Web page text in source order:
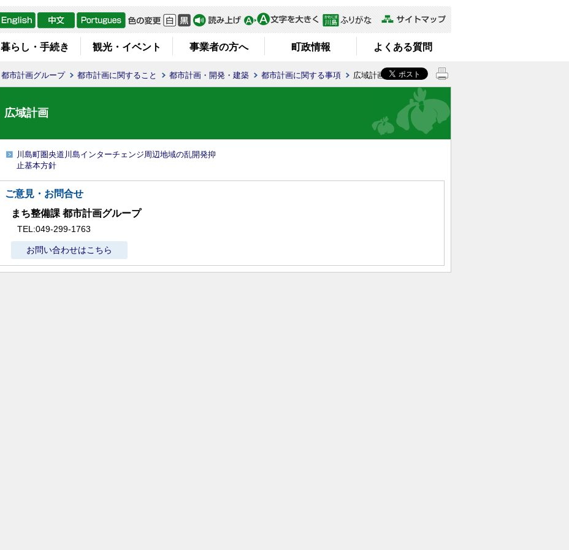
暮らし・手続き 観光・イベント 事業者の方へ 町政情報 よくある質問
都市計画グループ 都市計画に関すること 都市計画・開発・建築 都市計画に関する事項 広域計画
広域計画
川島町圏央道川島インターチェンジ周辺地域の乱開発抑
止基本方針
ご意見・お問合せ
まち整備課 都市計画グループ
TEL:049-299-1763
お問い合わせはこちら